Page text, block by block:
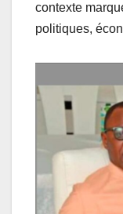
contexte
politiques,